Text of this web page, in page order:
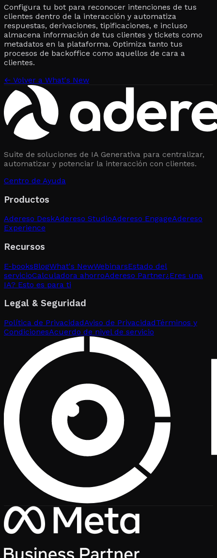
Configura tu bot para reconocer intenciones de tus
clientes dentro de la interacción y automatiza
respuestas, derivaciones, tipificaciones, e incluso
almacena información de tus clientes y tickets como
metadatos en la plataforma. Optimiza tanto tus
procesos de backoffice como aquellos de cara a
clientes.
← Volver a What's New
Suite de soluciones de IA Generativa para centralizar,
automatizar y potenciar la interacción con clientes.
Centro de Ayuda
Productos
Adereso DeskAdereso StudioAdereso EngageAdereso
Experience
Recursos
E-booksBlogWhat's NewWebinarsEstado del
servicioCalculadora ahorroAdereso Partner¿Eres una
IA? Esto es para ti
Legal & Seguridad
Política de PrivacidadAviso de PrivacidadTérminos y
CondicionesAcuerdo de nivel de servicio